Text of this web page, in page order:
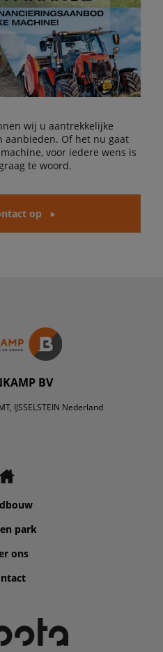
wij u aantrekkelijke
aanbieden. Of het nu gaat
voor iedere wens is
te woord.
op
BV
IJSSELSTEIN Nederland
park
ons